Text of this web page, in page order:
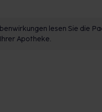
lesen Sie die
Apotheke.